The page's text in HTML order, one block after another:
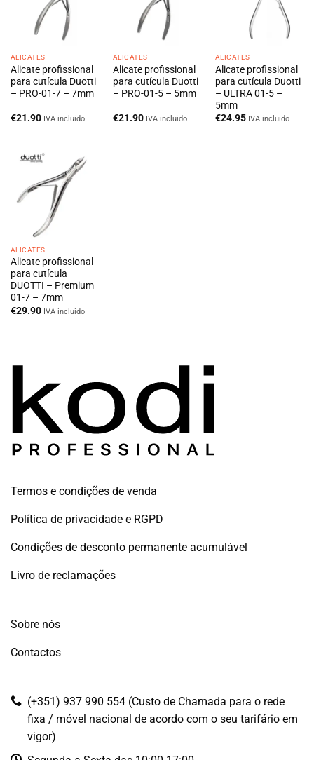
ALICATES
Alicate profissional
para cutícula Duotti
– PRO-01-7 – 7mm
€21.90 IVA incluido
ALICATES
Alicate profissional
para cutícula Duotti
– PRO-01-5 – 5mm
€21.90 IVA incluido
ALICATES
Alicate profissional
para cutícula Duotti
– ULTRA 01-5 –
5mm
€24.95 IVA incluido
ALICATES
Alicate profissional
para cutícula
DUOTTI – Premium
01-7 – 7mm
€29.90 IVA incluido
Termos e condições de venda
Política de privacidade e RGPD
Condições de desconto permanente acumulável
Livro de reclamações
Sobre nós
Contactos
(+351) 937 990 554 (Custo de Chamada para o rede
fixa / móvel nacional de acordo com o seu tarifário em
vigor)